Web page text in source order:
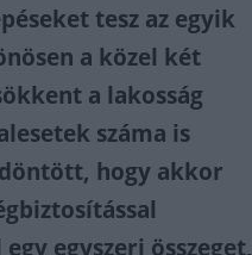
tesz az egyik
a közel két
a lakosság
száma is
hogy akkor
egyszeri összeget,